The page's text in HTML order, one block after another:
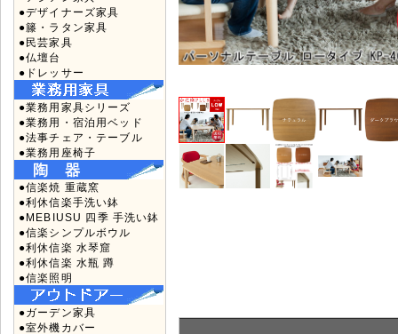
●デザイナーズ家具
●籐・ラタン家具
●民芸家具
●仏壇台
●ドレッサー
●業務用家具シリーズ
●業務用・宿泊用ベッド
●法事チェア・テーブル
●業務用座椅子
●信楽焼 重蔵窯
●利休信楽手洗い鉢
●MEBIUSU 四季 手洗い鉢
●信楽シンプルボウル
●利休信楽 水琴窟
●利休信楽 水瓶 蹲
●信楽照明
●ガーデン家具
●室外機カバー